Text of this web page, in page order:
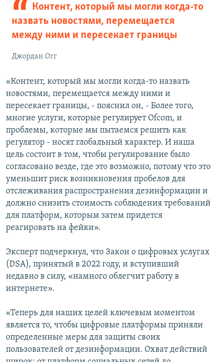
Контент, который мы могли когда-то
назвать новостями, перемещается
между ними и пересекает границы
Джордан Огг
«Контент, который мы могли когда-то назвать
новостями, перемещается между ними и
пересекает границы, - пояснил он, - Более того,
многие услуги, которые регулирует Ofcom, и
проблемы, которые мы пытаемся решить как
регулятор - носят глобальный характер. И наша
цель состоит в том, чтобы регулирование было
согласовано везде, где это возможно, потому что это
уменьшит риск возникновения пробелов для
отслеживания распространения дезинформации и
должно снизить стоимость соблюдения требований
для платформ, которым затем придется
реагировать на фейки».
Эксперт подчеркнул, что Закон о цифровых услугах
(DSA), принятый в 2022 году, и вступивший
недавно в силу, «намного облегчит работу в
интернете».
«Теперь для наших целей ключевым моментом
является то, чтобы цифровые платформы приняли
определенные меры для защиты своих
пользователей от дезинформации. Охват действий